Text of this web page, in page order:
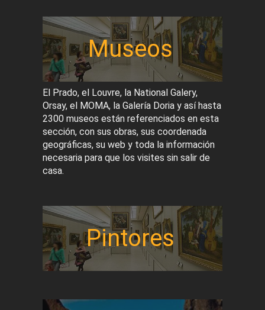
Museos
El Prado, el Louvre, la National Galery,
Orsay, el MOMA, la Galería Doria y así hasta
2300 museos están referenciados en esta
sección, con sus obras, sus coordenada
geográficas, su web y toda la información
necesaria para que los visites sin salir de
casa.
Pintores